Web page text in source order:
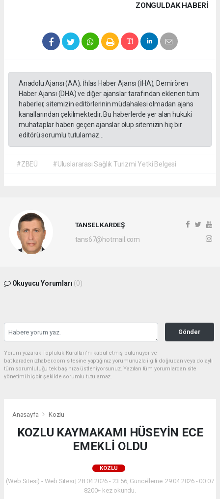
ZONGULDAK HABERİ
Anadolu Ajansı (AA), İhlas Haber Ajansı (İHA), Demirören
Haber Ajansı (DHA) ve diğer ajanslar tarafından eklenen tüm
haberler, sitemizin editörlerinin müdahalesi olmadan ajans
kanallarından çekilmektedir. Bu haberlerde yer alan hukuki
muhataplar haberi geçen ajanslar olup sitemizin hiç bir
editörü sorumlu tutulamaz...
#ZBEÜ #Uluslararası Sağlık Turizmi Yetki Belgesi
TANSEL KARDEŞ
tans67@hotmail.com
Okuyucu Yorumları (0)
Gönder
Yorum yazarak Topluluk Kuralları’nı kabul etmiş bulunuyor ve
batikaradenizhaber.com sitesine yaptığınız yorumunuzla ilgili doğrudan veya dolaylı
tüm sorumluluğu tek başınıza üstleniyorsunuz. Yazılan tüm yorumlardan site
yönetimi hiçbir şekilde sorumlu tutulamaz.
Anasayfa Kozlu
KOZLU KAYMAKAMI HÜSEYİN ECE
EMEKLİ OLDU
KOZLU
(Web Sitesi) - Web Sitesi | 28.04.2026 - 23:56, Güncelleme: 29.04.2026 - 00:07
8200+ kez okundu.